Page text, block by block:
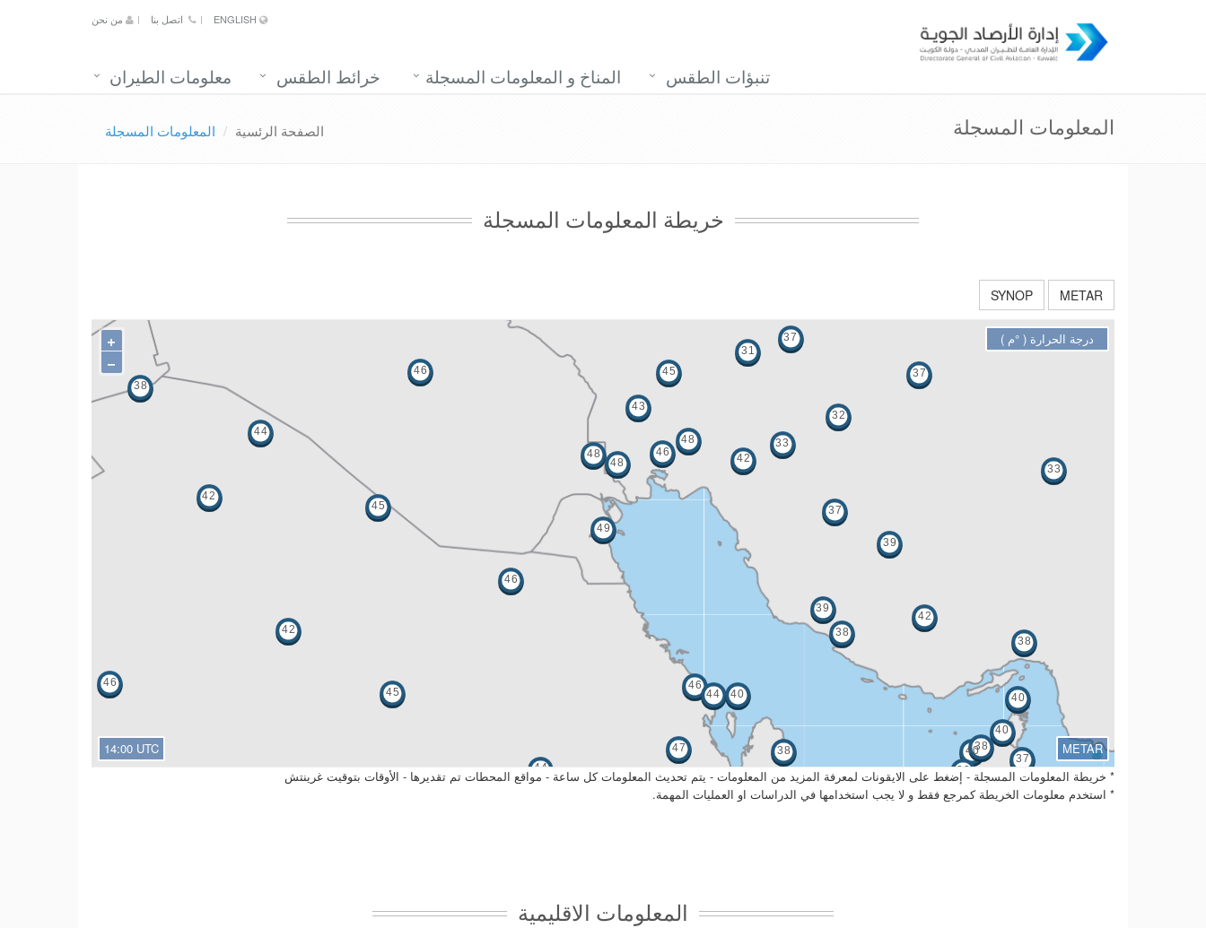
اتصل بنا من نحن
تنبؤات الطقس المناخ و المعلومات المسجلة خرائط الطقس معلومات الطيران
الصفحة الرئسية المعلومات المسجلة المعلومات المسجلة
خريطة المعلومات المسجلة
+
−
درجة الحرارة ( °م )
14:00 UTC
METAR
* خريطة المعلومات المسجلة - إضغط على الايقونات لمعرفة المزيد من المعلومات - يتم تحديث المعلومات كل ساعة - مواقع المحطات تم تقديرها - الأوقات بتوقيت غرينتش
* استخدم معلومات الخريطة كمرجع فقط و لا يجب استخدامها في الدراسات او العمليات المهمة.
المعلومات الاقليمية